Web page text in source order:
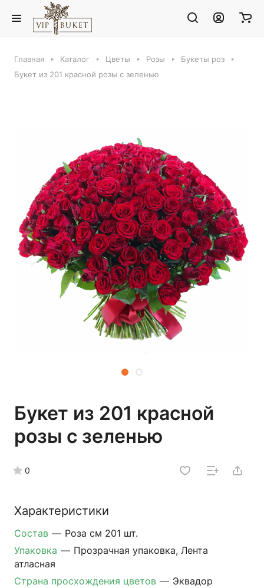
Главная Каталог Цветы Розы
Букеты роз
Букет из 201 красной розы с зеленью
Букет из 201 красной
розы с зеленью
0
Характеристики
Состав — Роза см 201 шт.
Упаковка — Прозрачная упаковка, Лента
атласная
Страна просхождения цветов — Эквадор